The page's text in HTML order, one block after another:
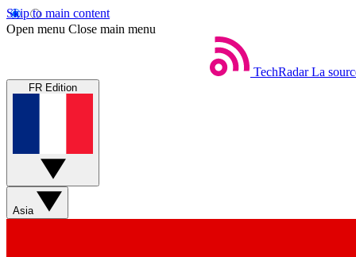
Skip to main content
Open menu Close main menu
TechRadar La
FR Edition
Asia